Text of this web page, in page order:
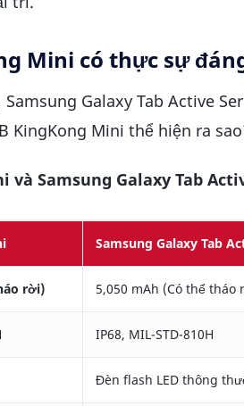
Mini có thực sự
Galaxy Tab Active
KingKong Mini thể hiện ra
và Samsung Galaxy Tab
Samsung Galaxy Tab
rời) 5,050 mAh (Có thể tháo
IP68, MIL-STD-810H
Đèn flash LED thông